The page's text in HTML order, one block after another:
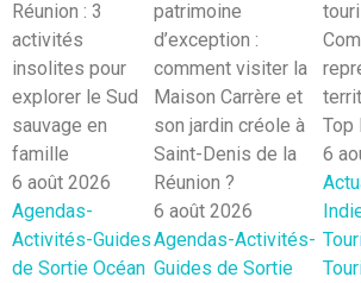
6 août 2026
Agendas-
Activités-Guides
de Sortie Océan
6 août 2026
Agendas-Activités-
Guides de Sortie
6